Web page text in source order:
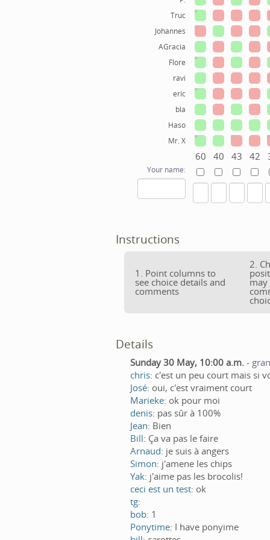
Truc
Johannes
AGracia
Flore
ravi
eric
bla
Haso
Mr. X
60 40 43 42
Your name:
Instructions
1. Point columns to
see choice details and
comments
2.
may
Details
Sunday 30 May, 10:00 a.m. -
chris: c'est un peu court mais si
José: oui, c'est vraiment court
Marieke: ok pour moi
denis: pas sûr à 100%
Jean: Bien
Bill: Ça va pas le faire
Arnaud: je suis à angers
Simon: j'amene les chips
Yak: j'aime pas les brocolis!
ceci est un test: ok
tg:
bob: 1
Ponytime: I have ponyime